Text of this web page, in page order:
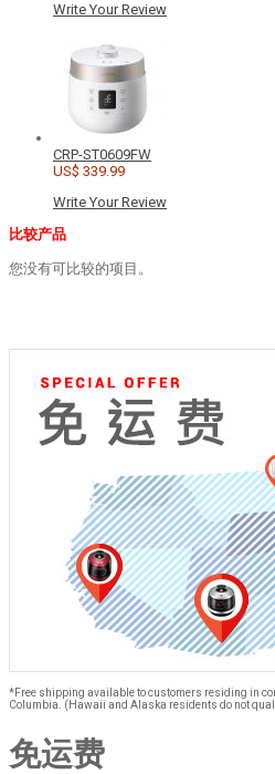
Write Your Review
CRP-ST0609FW
US$ 339.99
Write Your Review
比较产品
您没有可比较的项目。
*Free shipping available to customers residing in
Columbia. (Hawaii and Alaska residents do not
免运费